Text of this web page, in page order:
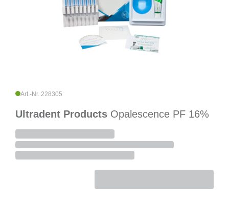
Art.-Nr. 228305
Ultradent Products Opalescence PF 16%